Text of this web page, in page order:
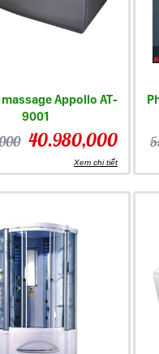
nhiều sản phẩm
máy xông hơi tại nhà
Appollo AT-
9001
40.980,000
Xem chi tiết